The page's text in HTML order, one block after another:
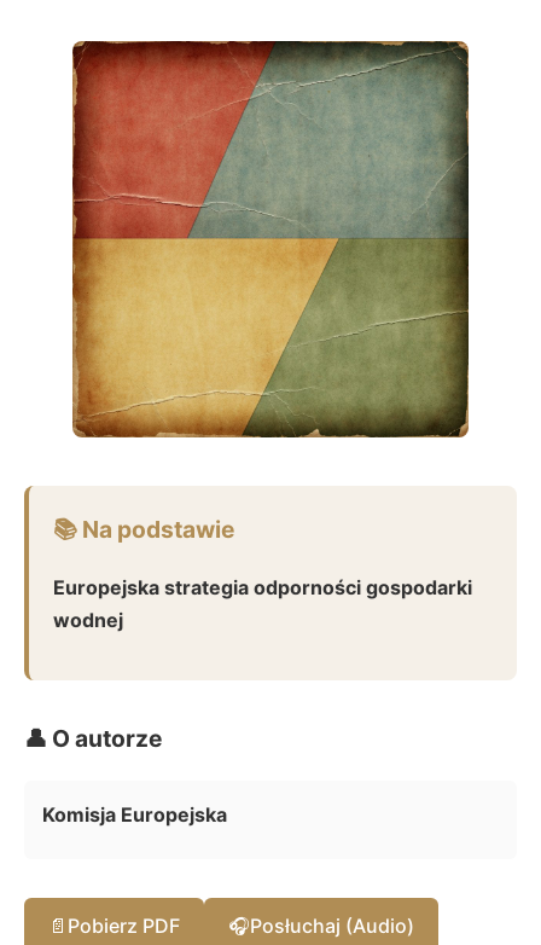
📚 Na podstawie
Europejska strategia odporności gospodarki
wodnej
👤 O autorze
Komisja Europejska
📄 Pobierz PDF 🎧Posłuchaj (Audio)